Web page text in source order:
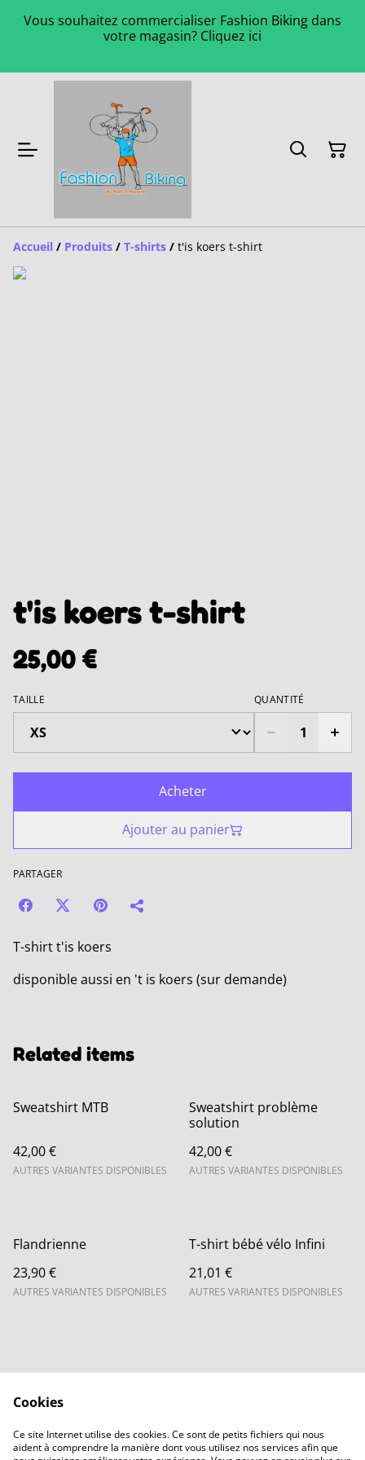
Vous souhaitez commercialiser Fashion Biking dans
votre magasin? Cliquez ici
Accueil / Produits / T-shirts / t'is koers t-shirt
t'is koers t-shirt
25,00 €
TAILLE QUANTITÉ
Acheter
Ajouter au panier
PARTAGER
T-shirt t'is koers
disponible aussi en 't is koers (sur demande)
Related items
Sweatshirt MTB
42,00 €
AUTRES VARIANTES DISPONIBLES
Sweatshirt problème
solution
42,00 €
AUTRES VARIANTES DISPONIBLES
Flandrienne
23,90 €
AUTRES VARIANTES DISPONIBLES
T-shirt bébé vélo Infini
21,01 €
AUTRES VARIANTES DISPONIBLES
Privacy Policy
Cookie Policy
Accueil
Cookies
Ce site Internet utilise des cookies. Ce sont de petits fichiers qui nous
aident à comprendre la manière dont vous utilisez nos services afin que